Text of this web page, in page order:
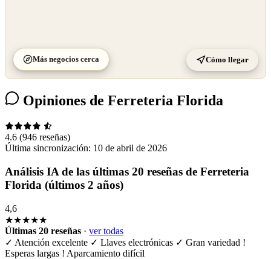
Más negocios cerca Cómo llegar
Opiniones de Ferreteria Florida
4.6 (946 reseñas)
Última sincronización: 10 de abril de 2026
Análisis IA de las últimas 20 reseñas de Ferreteria
Florida (últimos 2 años)
4,6
★★★★★
Últimas 20 reseñas · ver todas
✓ Atención excelente ✓ Llaves electrónicas ✓ Gran variedad !
Esperas largas ! Aparcamiento difícil